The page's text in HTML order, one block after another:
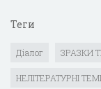
Теги
Діалог ЗРАЗКИ
НЕЛІТЕРАТУРНІ